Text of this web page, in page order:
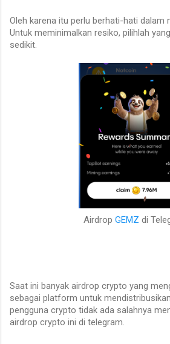
Oleh karena itu perlu berhati-hati dalam
Untuk meminimalkan resiko, pilihlah
sedikit.
Airdrop GEMZ di
Saat ini banyak airdrop crypto yang
sebagai platform untuk
pengguna crypto tidak ada salahnya
airdrop crypto ini di telegram.